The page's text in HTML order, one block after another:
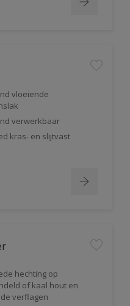
vloeiende
verwerkbaar
kras- en slijtvast
hechting op
of kaal hout en
verflagen